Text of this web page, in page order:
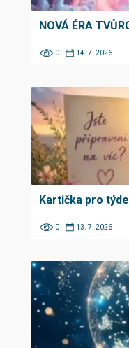
NOVÁ ÉRA
0 14. 7. 2026
Kartička pro
0 13. 7. 2026